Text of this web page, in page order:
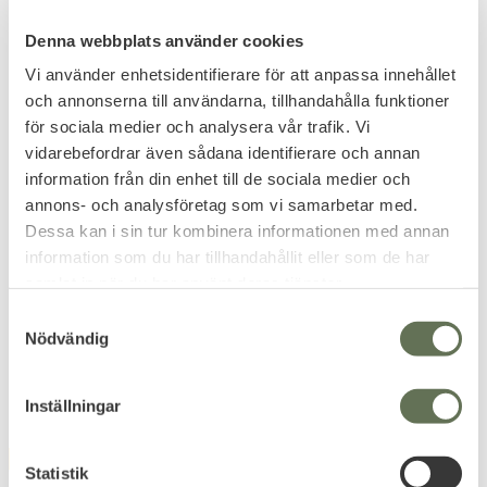
Denna webbplats använder cookies
Vi använder enhetsidentifierare för att anpassa innehållet
och annonserna till användarna, tillhandahålla funktioner
för sociala medier och analysera vår trafik. Vi
vidarebefordrar även sådana identifierare och annan
information från din enhet till de sociala medier och
annons- och analysföretag som vi samarbetar med.
Dessa kan i sin tur kombinera informationen med annan
information som du har tillhandahållit eller som de har
Nödvändig
Inställningar
Statistik
Add to favorites
Brandit Fältryggsäck
65L
Kampfrucksack är ett pålitligt
Add to favorites
Brandit Cooper Assault
40L Ryggsäck Lasercut
Large
En funktionell ryggsäck för
campingen.